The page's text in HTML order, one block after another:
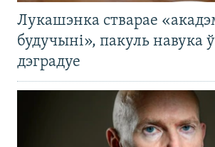
Лукашэнка стварае
будучыні», пакуль навука
дэградуе